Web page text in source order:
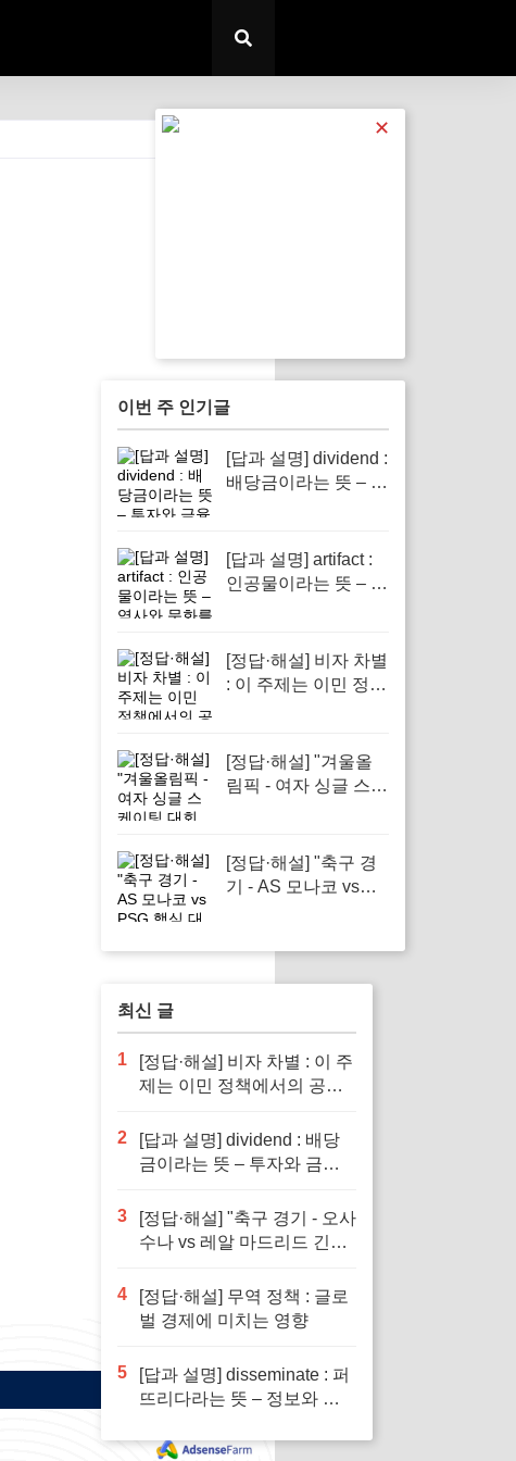
✕
이번 주 인기글
[답과 설명] dividend :
배당금이라는 뜻 – 투
아야 할 단어입니다
[답과 설명] artifact :
인공물이라는 뜻 – 역
성을 지닌 단어
[정답·해설] 비자 차별
: 이 주제는 이민 정책
[정답·해설] "겨울올
림픽 - 여자 싱글 스케
[정답·해설] "축구 경
기 - AS 모나코 vs
최신 글
1
[정답·해설] 비자 차별 : 이 주
제는 이민 정책에서의 공정
2
[답과 설명] dividend : 배당
금이라는 뜻 – 투자와 금융
알아야 할 단어입니다
3
[정답·해설] "축구 경기 - 오사
수나 vs 레알 마드리드 긴장
4
[정답·해설] 무역 정책 : 글로
벌 경제에 미치는 영향
5
[답과 설명] disseminate : 퍼
뜨리다라는 뜻 – 정보와 지
할을 하는 단어